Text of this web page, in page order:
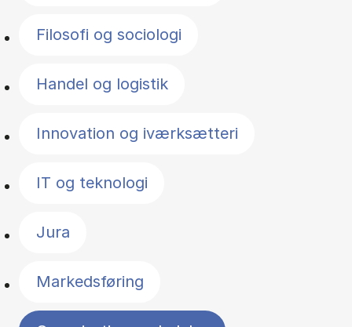
Filosofi og sociologi
Handel og logistik
Innovation og iværksætteri
IT og teknologi
Jura
Markedsføring